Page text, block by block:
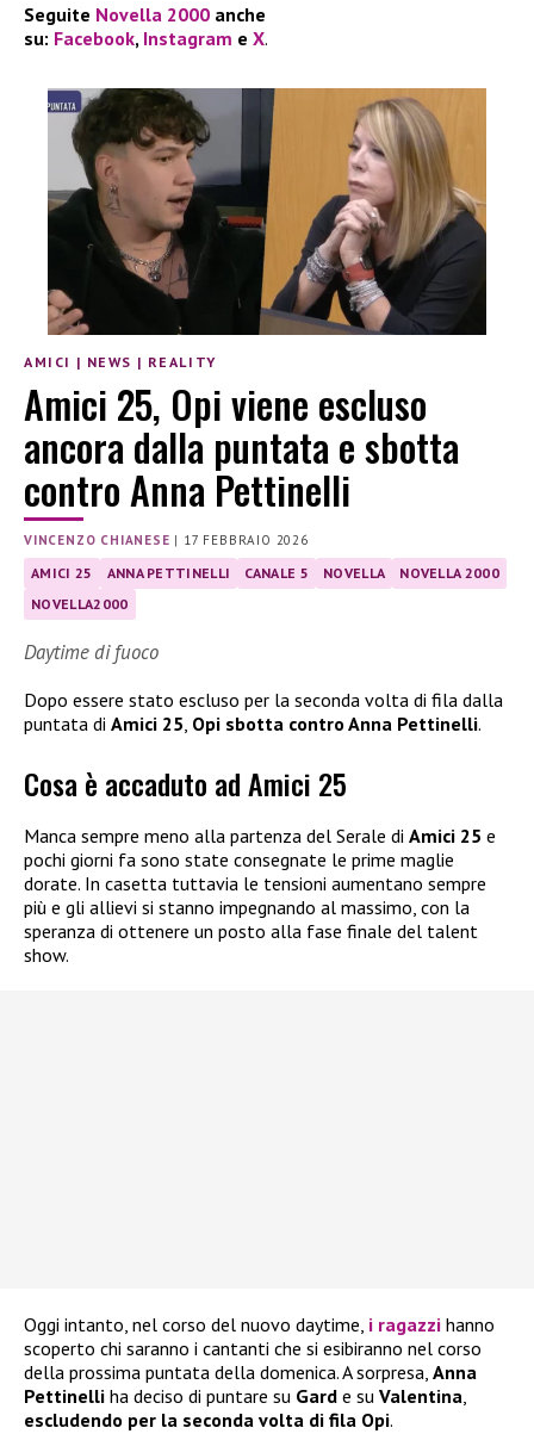
Seguite Novella 2000 anche
su: Facebook, Instagram e X.
AMICI | NEWS | REALITY
Amici 25, Opi viene escluso
ancora dalla puntata e sbotta
contro Anna Pettinelli
VINCENZO CHIANESE | 17 FEBBRAIO 2026
AMICI 25 ANNA PETTINELLI CANALE 5 NOVELLA
NOVELLA 2000
NOVELLA2000
Daytime di fuoco
Dopo essere stato escluso per la seconda volta di fila dalla
puntata di Amici 25 Opi sbotta contro Anna Pettinelli.
Cosa è accaduto ad Amici 25
Manca sempre meno alla partenza del Serale di Amici 25 e
pochi giorni fa sono state consegnate le prime maglie
dorate. In casetta tuttavia le tensioni aumentano sempre
più e gli allievi si stanno impegnando al massimo, con la
speranza di ottenere un posto alla fase finale del talent
show.
Oggi intanto, nel corso del nuovo daytime, i ragazzi hanno
scoperto chi saranno i cantanti che si esibiranno nel corso
della prossima puntata della domenica. A sorpresa, Anna
Pettinelli ha deciso di puntare su Gard e su Valentina,
escludendo per la seconda volta di fila Opi.